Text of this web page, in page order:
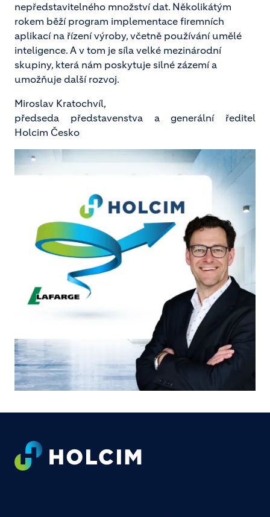
nepředstavitelného množství dat. Několikátým
rokem běží program implementace firemních
aplikací na řízení výroby, včetně používání umělé
inteligence. A v tom je síla velké mezinárodní
skupiny, která nám poskytuje silné zázemí a
umožňuje další rozvoj.
Miroslav Kratochvíl,
předseda představenstva a generální ředitel
Holcim Česko
Image
Footer